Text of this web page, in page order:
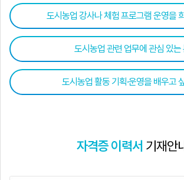
도시농업 강사나 체험 프로그램 운영을
도시농업 관련 업무에 관심 있는
도시농업 활동 기획·운영을 배우고
자격증 이력서 기재안